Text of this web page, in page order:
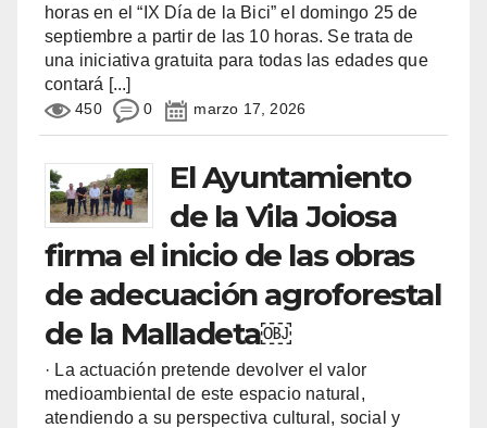
horas en el “IX Día de la Bici” el domingo 25 de
septiembre a partir de las 10 horas. Se trata de
una iniciativa gratuita para todas las edades que
contará [...]
450 0 marzo 17, 2026
El Ayuntamiento
de la Vila Joiosa
firma el inicio de las obras
de adecuación agroforestal
de la Malladeta￼
· La actuación pretende devolver el valor
medioambiental de este espacio natural,
atendiendo a su perspectiva cultural, social y